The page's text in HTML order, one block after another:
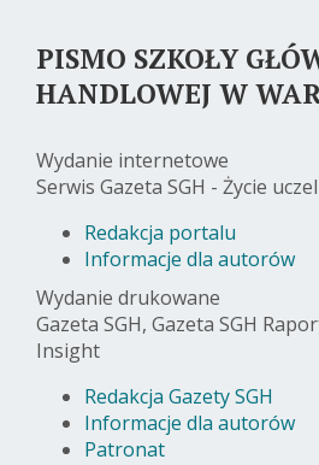
PISMO SZKOŁY
HANDLOWEJ W
Wydanie internetowe
Serwis Gazeta SGH - Życie
Redakcja portalu
Informacje dla autorów
Wydanie drukowane
Gazeta SGH, Gazeta SGH
Insight
Redakcja Gazety SGH
Informacje dla autorów
Patronat